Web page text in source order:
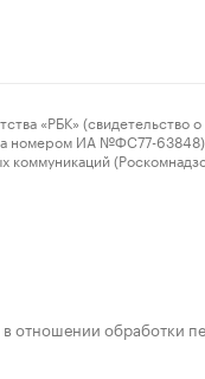
(свидетельство о
ИА №ФС77-63848)
коммуникаций
в отношении обработки